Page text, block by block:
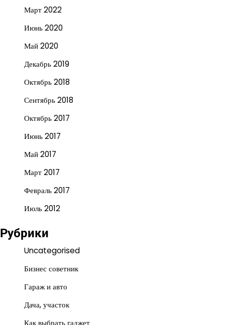
Март 2022
Июнь 2020
Май 2020
Декабрь 2019
Октябрь 2018
Сентябрь 2018
Октябрь 2017
Июнь 2017
Май 2017
Март 2017
Февраль 2017
Июль 2012
Рубрики
Uncategorised
Бизнес советник
Гараж и авто
Дача, участок
Как выбрать гаджет